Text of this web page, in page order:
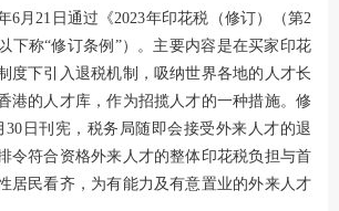
6月21日通过《2023年印花税（修订）（第2
下称“修订条例”）。主要内容是在买家印花
度下引入退税机制，吸纳世界各地的人才长
港的人才库，作为招揽人才的一种措施。修
30日刊宪，税务局随即会接受外来人才的退
令符合资格外来人才的整体印花税负担与首
居民看齐，为有能力及有意置业的外来人才